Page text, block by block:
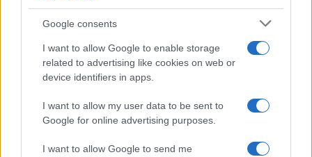
Google consents
I want to allow Google to enable storage
related to advertising like cookies on web or
device identifiers in apps.
I want to allow my user data to be sent to
Google for online advertising purposes.
I want to allow Google to send me
Αττική τα περισσότερα
40άρια και 8 μποφόρ